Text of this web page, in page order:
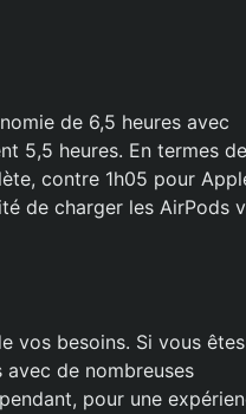
de 6,5 heures avec
5,5 heures. En termes de
contre 1h05 pour
de charger les AirPods
vos besoins. Si vous êtes
avec de nombreuses
pour une